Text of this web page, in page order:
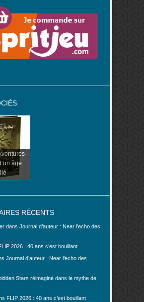
âge
RÉCENTS
dans Journal d’auteur : Near l’echo des
2026 : 40 ans c’est bouillant
Journal d’auteur : Near l’echo des
Stars réimaginé dans le mythe de
FLIP 2026 : 40 ans c’est bouillant